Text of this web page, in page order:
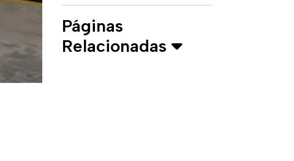
Páginas
Relacionadas